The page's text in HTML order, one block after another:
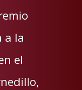
a la
el